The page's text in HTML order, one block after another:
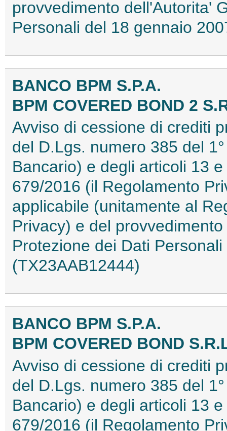
provvedimento dell'Autorita'
Personali del 18 gennaio
BANCO BPM S.P.A.
BPM COVERED BOND 2
Avviso di cessione di crediti
del D.Lgs. numero 385 del
Bancario) e degli articoli 13
679/2016 (il Regolamento
applicabile (unitamente al
Privacy) e del
Protezione dei Dati
(TX23AAB12444)
BANCO BPM S.P.A.
BPM COVERED BOND
Avviso di cessione di crediti
del D.Lgs. numero 385 del
Bancario) e degli articoli 13
679/2016 (il Regolamento